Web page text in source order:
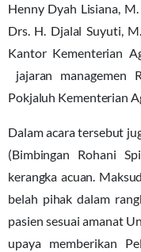
Henny Dyah Lisiana,
Drs. H. Djalal Suyuti,
Kantor Kementerian
jajaran managemen
Pokjaluh Kementerian
Dalam acara tersebut
(Bimbingan Rohani
kerangka acuan.
belah pihak dalam
pasien sesuai amanat
upaya memberikan